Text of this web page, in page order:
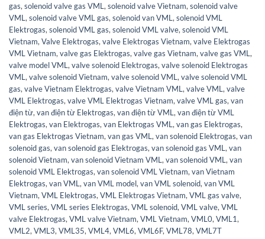
gas,solenoid valve gas VML,solenoid valve Vietnam,solenoid valve
VML,solenoid valve VML gas,solenoid van VML,solenoid VML
Elektrogas,solenoid VML gas,solenoid VML valve,solenoid VML
Vietnam,Valve Elektrogas,valve Elektrogas Vietnam,valve Elektrogas
VML Vietnam,valve gas Elektrogas,valve gas Vietnam,valve gas VML,
valve model VML,valve solenoid Elektrogas,valve solenoid Elektrogas
VML,valve solenoid Vietnam,valve solenoid VML,valve solenoid VML
gas,valve Vietnam Elektrogas,valve Vietnam VML,valve VML,valve
VML Elektrogas,valve VML Elektrogas Vietnam,valve VML gas,van
điện từ,van điện từ Elektrogas,van điện từ VML,van điện từ VML
Elektrogas,van Elektrogas,van Elektrogas VML,van gas Elektrogas,
van gas Elektrogas Vietnam,van gas VML,van solenoid Elektrogas,van
solenoid gas,van solenoid gas Elektrogas,van solenoid gas VML,van
solenoid Vietnam,van solenoid Vietnam VML,van solenoid VML,van
solenoid VML Elektrogas,van solenoid VML Vietnam,van Vietnam
Elektrogas,van VML,van VML model,van VML solenoid,van VML
Vietnam,VML Elektrogas,VML Elektrogas Vietnam,VML gas valve,
VML series,VML series Elektrogas,VML solenoid,VML valve,VML
valve Elektrogas,VML valve Vietnam,VML Vietnam,VML0,VML1,
VML2,VML3,VML35,VML4,VML6,VML6F,VML78,VML7T